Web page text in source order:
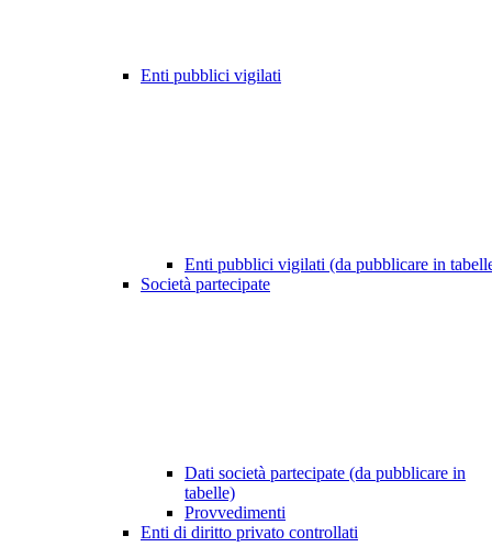
Enti pubblici vigilati
Enti pubblici vigilati (da pubblicare in
Società partecipate
Dati società partecipate (da pubblicare in
tabelle)
Provvedimenti
Enti di diritto privato controllati